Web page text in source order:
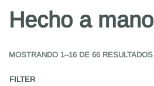
Hecho a mano
MOSTRANDO 1–16 DE 66 RESULTADOS
FILTER